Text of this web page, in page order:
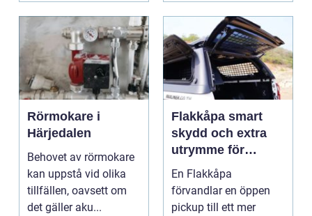
Rörmokare i
Härjedalen
Behovet av rörmokare
kan uppstå vid olika
tillfällen, oavsett om
det gäller aku...
Flakkåpa smart
skydd och extra
utrymme för
pickup
En Flakkåpa
förvandlar en öppen
pickup till ett mer